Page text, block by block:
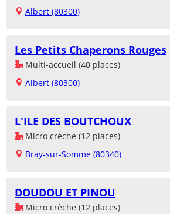
Albert (80300)
Les Petits Chaperons Rouges
Multi-accueil (40 places)
Albert (80300)
L'ILE DES BOUTCHOUX
Micro crèche (12 places)
Bray-sur-Somme (80340)
DOUDOU ET PINOU
Micro crèche (12 places)